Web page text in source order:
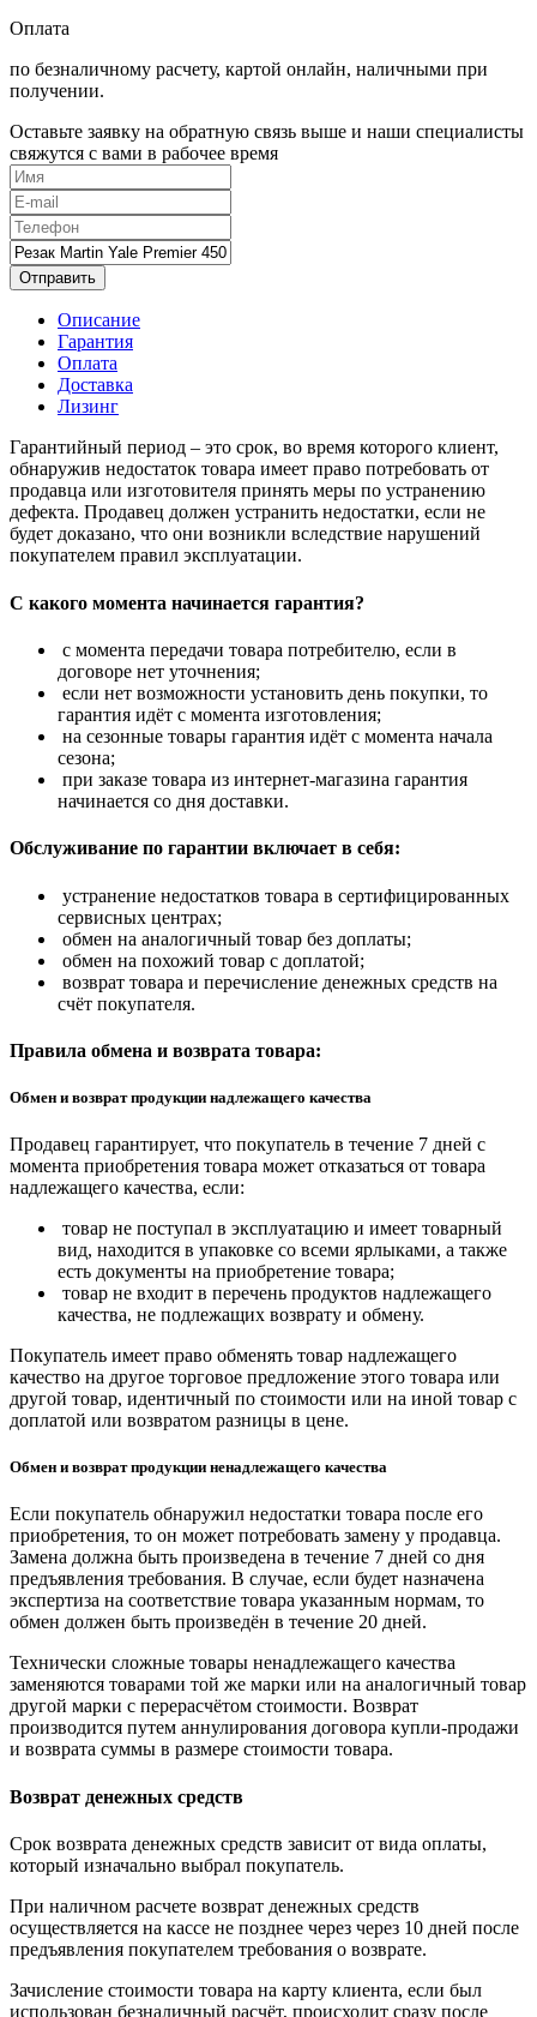
Оплата
по безналичному расчету, картой онлайн, наличными при
получении.
Оставьте заявку на обратную связь выше и наши специалисты
свяжутся с вами в рабочее время
Отправить
Описание
Гарантия
Оплата
Доставка
Лизинг
Гарантийный период – это срок, во время которого клиент,
обнаружив недостаток товара имеет право потребовать от
продавца или изготовителя принять меры по устранению
дефекта. Продавец должен устранить недостатки, если не
будет доказано, что они возникли вследствие нарушений
покупателем правил эксплуатации.
С какого момента начинается гарантия?
с момента передачи товара потребителю, если в
договоре нет уточнения;
если нет возможности установить день покупки, то
гарантия идёт с момента изготовления;
на сезонные товары гарантия идёт с момента начала
сезона;
при заказе товара из интернет-магазина гарантия
начинается со дня доставки.
Обслуживание по гарантии включает в себя:
устранение недостатков товара в сертифицированных
сервисных центрах;
обмен на аналогичный товар без доплаты;
обмен на похожий товар с доплатой;
возврат товара и перечисление денежных средств на
счёт покупателя.
Правила обмена и возврата товара:
Обмен и возврат продукции надлежащего качества
Продавец гарантирует, что покупатель в течение 7 дней с
момента приобретения товара может отказаться от товара
надлежащего качества, если:
товар не поступал в эксплуатацию и имеет товарный
вид, находится в упаковке со всеми ярлыками, а также
есть документы на приобретение товара;
товар не входит в перечень продуктов надлежащего
качества, не подлежащих возврату и обмену.
Покупатель имеет право обменять товар надлежащего
качество на другое торговое предложение этого товара или
другой товар, идентичный по стоимости или на иной товар с
доплатой или возвратом разницы в цене.
Обмен и возврат продукции ненадлежащего качества
Если покупатель обнаружил недостатки товара после его
приобретения, то он может потребовать замену у продавца.
Замена должна быть произведена в течение 7 дней со дня
предъявления требования. В случае, если будет назначена
экспертиза на соответствие товара указанным нормам, то
обмен должен быть произведён в течение 20 дней.
Технически сложные товары ненадлежащего качества
заменяются товарами той же марки или на аналогичный товар
другой марки с перерасчётом стоимости. Возврат
производится путем аннулирования договора купли-продажи
и возврата суммы в размере стоимости товара.
Возврат денежных средств
Срок возврата денежных средств зависит от вида оплаты,
который изначально выбрал покупатель.
При наличном расчете возврат денежных средств
осуществляется на кассе не позднее через через 10 дней после
предъявления покупателем требования о возврате.
Зачисление стоимости товара на карту клиента, если был
использован безналичный расчёт, происходит сразу после